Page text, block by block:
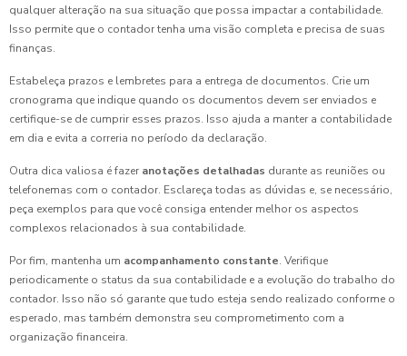
qualquer alteração na sua situação que possa impactar a contabilidade.
Isso permite que o contador tenha uma visão completa e precisa de suas
finanças.
Estabeleça prazos e lembretes para a entrega de documentos. Crie um
cronograma que indique quando os documentos devem ser enviados e
certifique-se de cumprir esses prazos. Isso ajuda a manter a contabilidade
em dia e evita a correria no período da declaração.
Outra dica valiosa é fazer anotações detalhadas durante as reuniões ou
telefonemas com o contador. Esclareça todas as dúvidas e, se necessário,
peça exemplos para que você consiga entender melhor os aspectos
complexos relacionados à sua contabilidade.
Por fim, mantenha um acompanhamento constante. Verifique
periodicamente o status da sua contabilidade e a evolução do trabalho do
contador. Isso não só garante que tudo esteja sendo realizado conforme o
esperado, mas também demonstra seu comprometimento com a
organização financeira.